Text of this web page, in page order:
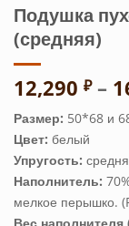
Подушка
(средняя)
12,290 ₽ –
Размер: 50*68 и
Цвет: белый
Упругость:
Наполнитель:
мелкое перышко.